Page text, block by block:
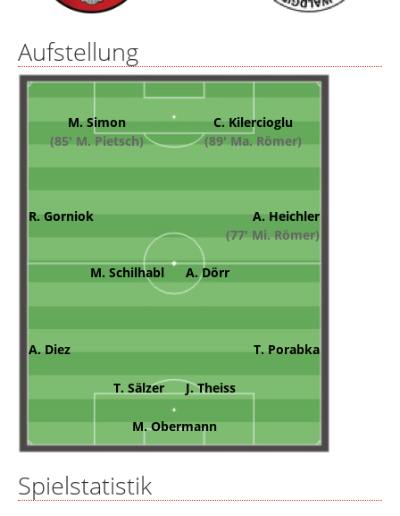
Aufstellung
M. Simon
(85' M. Pietsch)
C. Kilercioglu
(89' Ma. Römer)
R. Gorniok
A. Heichler
(77' Mi. Römer)
M. Schilhabl A. Dörr
A. Diez T. Porabka
T. Sälzer J. Theiss
M. Obermann
Spielstatistik